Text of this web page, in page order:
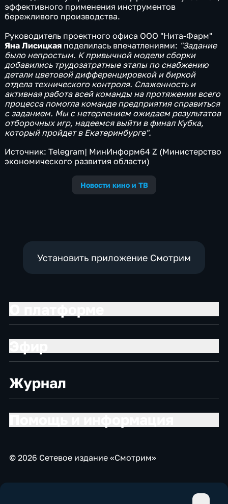
эффективного применения инструментов
бережливого производства.
Руководитель проектного офиса ООО "Нита-Фарм"
Яна Лисицкая поделилась впечатлениями: "Задание
было непростым. К привычной модели сборки
добавились трудозатратные этапы по снабжению
детали цветовой дифференцировкой и биркой
отдела технического контроля. Слаженность и
активная работа всей команды на протяжении всего
процесса помогла команде предприятия справиться
с заданием. Мы с нетерпением ожидаем результатов
отборочных игр, надеемся выйти в финал Кубка,
который пройдет в Екатеринбурге".
Источник: Telegram| МинИнформ64 Z (Министерство
экономического развития области)
Новости кино и ТВ
Установить приложение Смотрим
Журнал
© 2026 Сетевое издание «Смотрим»